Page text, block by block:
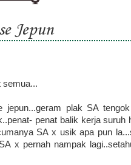
Jepun
semua...
jepun...geram plak SA
penat balik kerja
SA x usik apa pun
x pernah nampak